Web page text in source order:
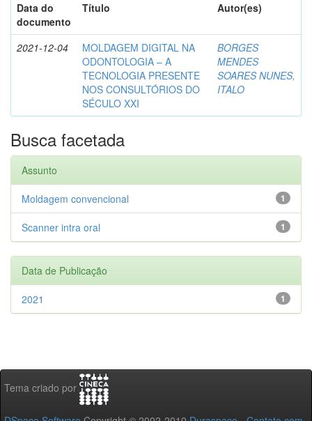
Data do
documento
Título Autor(es)
2021-12-04
MOLDAGEM DIGITAL NA
ODONTOLOGIA – A
TECNOLOGIA PRESENTE
NOS CONSULTÓRIOS DO
SÉCULO XXI
BORGES
MENDES
SOARES NUNES,
ITALO
Busca facetada
Assunto
1
Moldagem convencional
1
Scanner intra oral
Data de Publicação
1
2021
Tema criado por